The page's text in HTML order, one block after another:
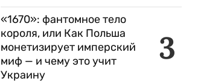
3
«1670»: фантомное тело
короля, или Как Польша
монетизирует имперский
миф — и чему это учит
Украину